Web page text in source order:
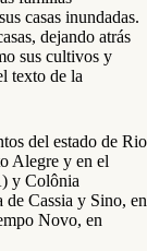
casas inundadas.
dejando atrás
sus cultivos y
texto de la
del estado de Rio
Alegre y en el
y Colônia
Cassia y Sino, en
Novo, en